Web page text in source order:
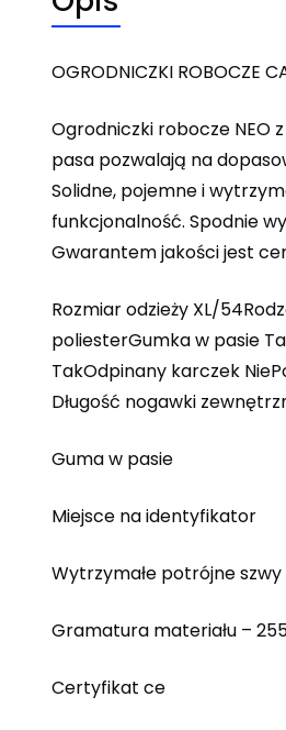
OGRODNICZKI ROBOCZE
Ogrodniczki robocze NEO
pasa pozwalają na
Solidne, pojemne i
funkcjonalność. Spodnie
Gwarantem jakości jest
Rozmiar odzieży XL/
poliesterGumka w pasie
TakOdpinany karczek
Długość nogawki
Guma w pasie
Miejsce na identyfikator
Wytrzymałe potrójne szwy
Gramatura materiału –
Certyfikat ce